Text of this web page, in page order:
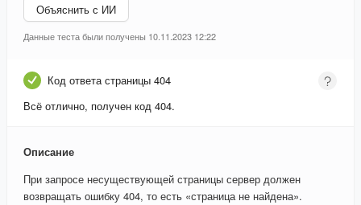
Объяснить с ИИ
Данные теста были получены 10.11.2023 12:22
Код ответа страницы 404
Всё отлично, получен код 404.
Описание
При запросе несуществующей страницы сервер должен
возвращать ошибку 404, то есть «страница не найдена».